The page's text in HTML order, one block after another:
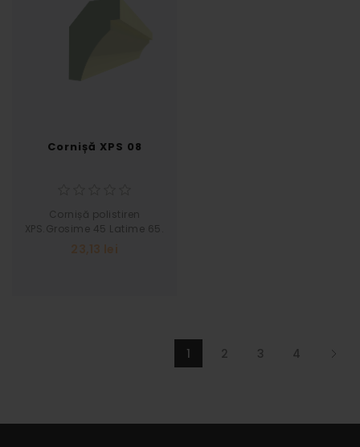
Cornișă XPS 08
Cornișă polistiren
XPS.Grosime 45 Latime 65.
Pret pe buc 2 ml.
23,13 lei
1 2 3 4